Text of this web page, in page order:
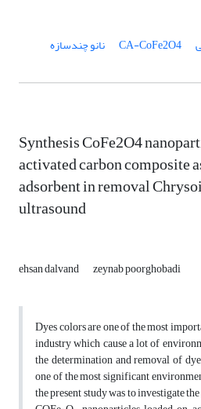
CA-CoFe2O4 نانو چندسازه
Synthesis CoFe2O4
activated carbon composite
adsorbent in removal
ultrasound
ehsan dalvand
zeynab poorghobadi
Dyes colors are one of the most
industry which cause a lot of
the determination and removal of
one of the most significant
the present study was to investigate